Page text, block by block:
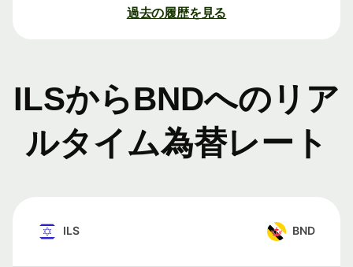
過去の履歴を見る
ILSからBNDへのリア
ルタイム為替レート
ILS BND